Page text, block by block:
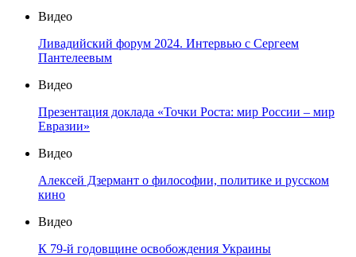
Видео
Ливадийский форум 2024. Интервью с Сергеем
Пантелеевым
Видео
Презентация доклада «Точки Роста: мир России – мир
Евразии»
Видео
Алексей Дзермант о философии, политике и русском
кино
Видео
К 79-й годовщине освобождения Украины